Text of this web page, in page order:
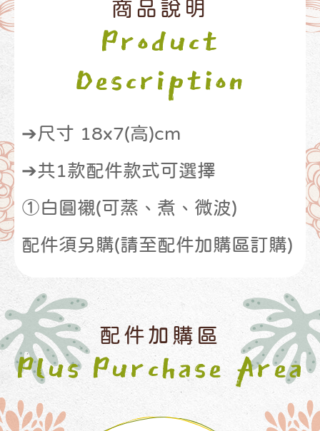
商品說明
Product
Description
➔尺寸 18x7(高)cm
➔共1款配件款式可選擇
①白圓襯(可蒸、煮、微波)
配件須另購(請至配件加購區訂購)
配件加購區
Plus Purchase Area